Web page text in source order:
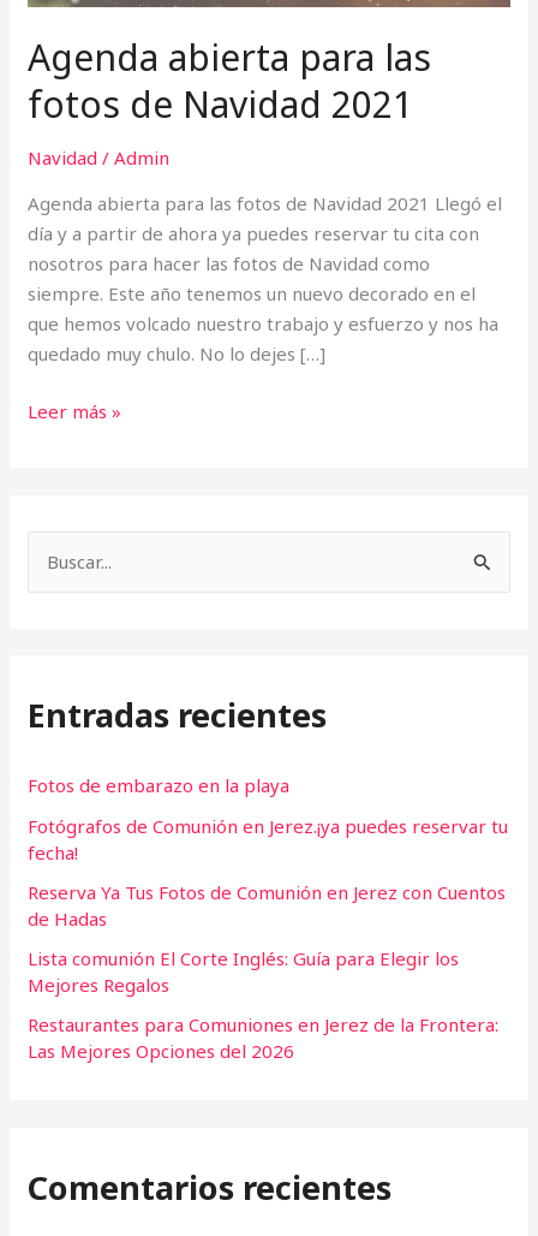
Agenda abierta para las
fotos de Navidad 2021
Navidad /Admin
Agenda abierta para las fotos de Navidad 2021 Llegó el
día y a partir de ahora ya puedes reservar tu cita con
nosotros para hacer las fotos de Navidad como
siempre. Este año tenemos un nuevo decorado en el
que hemos volcado nuestro trabajo y esfuerzo y nos ha
quedado muy chulo. No lo dejes […]
Leer más »
a
p
o
r
:
Entradas recientes
Fotos de embarazo en la playa
Fotógrafos de Comunión en Jerez.¡ya puedes reservar tu
fecha!
Reserva Ya Tus Fotos de Comunión en Jerez con Cuentos
de Hadas
Lista comunión El Corte Inglés: Guía para Elegir los
Mejores Regalos
Restaurantes para Comuniones en Jerez de la Frontera:
Las Mejores Opciones del 2026
Comentarios recientes